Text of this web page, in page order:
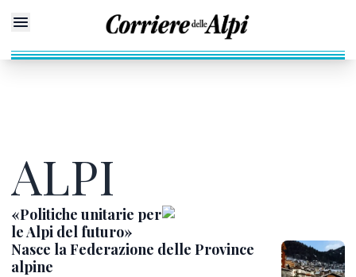
ALPI
«Politiche unitarie per
le Alpi del futuro»
Nasce la Federazione delle Province
alpine